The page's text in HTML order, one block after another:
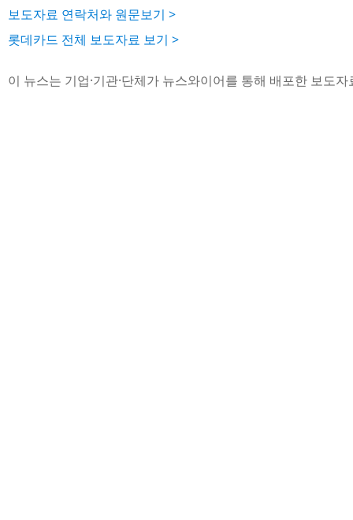
보도자료 연락처와 원문보기 >
롯데카드 전체 보도자료 보기 >
이 뉴스는 기업·기관·단체가 뉴스와이어를 통해 배포한 보도